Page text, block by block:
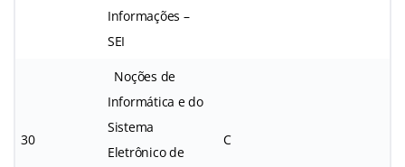
Informações –
SEI
30
Noções de
Informática e do
Sistema
Eletrônico de
C